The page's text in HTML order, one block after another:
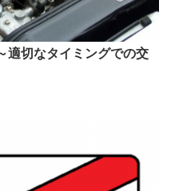
適切なタイミングでの交